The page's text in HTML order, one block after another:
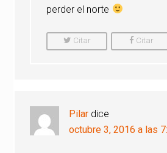
perder el norte
Citar
Comentario
Citar
Comentario
Pilar dice
octubre 3, 2016 a las